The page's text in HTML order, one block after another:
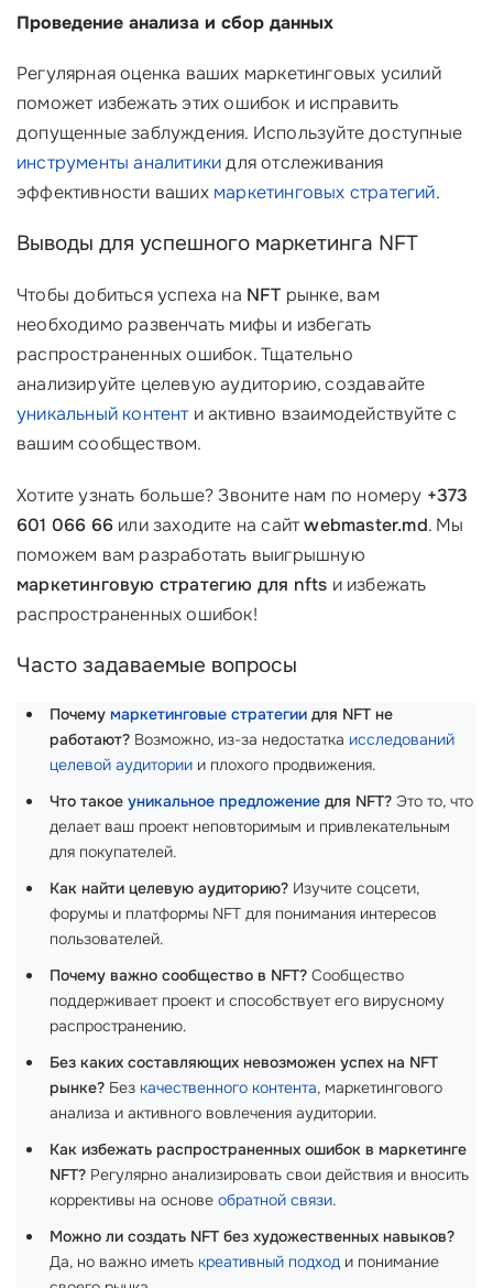
Проведение анализа и сбор данных
Регулярная оценка ваших маркетинговых усилий
поможет избежать этих ошибок и исправить
допущенные заблуждения. Используйте доступные
инструменты аналитикидля отслеживания
эффективности ваших маркетинговых стратегий.
Выводы для успешного маркетинга NFT
Чтобы добиться успеха на NFT рынке, вам
необходимо развенчать мифы и избегать
распространенных ошибок. Тщательно
анализируйте целевую аудиторию, создавайте
уникальный контенти активно взаимодействуйте с
вашим сообществом.
Хотите узнать больше? Звоните нам по номеру +373
601 066 66 или заходите на сайтwebmaster.md. Мы
поможем вам разработать выигрышную
маркетинговую стратегию для nfts и избежать
распространенных ошибок!
Часто задаваемые вопросы
Почему маркетинговые стратегии для NFT не
работают? Возможно, из-за недостатка исследований
целевой аудитории и плохого продвижения.
Что такое уникальное предложение для NFT? Это то, что
делает ваш проект неповторимым и привлекательным
для покупателей.
Как найти целевую аудиторию? Изучите соцсети,
форумы и платформы NFT для понимания интересов
пользователей.
Почему важно сообщество в NFT? Сообщество
поддерживает проект и способствует его вирусному
распространению.
Без каких составляющих невозможен успех на NFT
рынке? Без качественного контента, маркетингового
анализа и активного вовлечения аудитории.
Как избежать распространенных ошибок в маркетинге
NFT? Регулярно анализировать свои действия и вносить
коррективы на основе обратной связи.
Можно ли создать NFT без художественных навыков?
Да, но важно иметь креативный подход и понимание